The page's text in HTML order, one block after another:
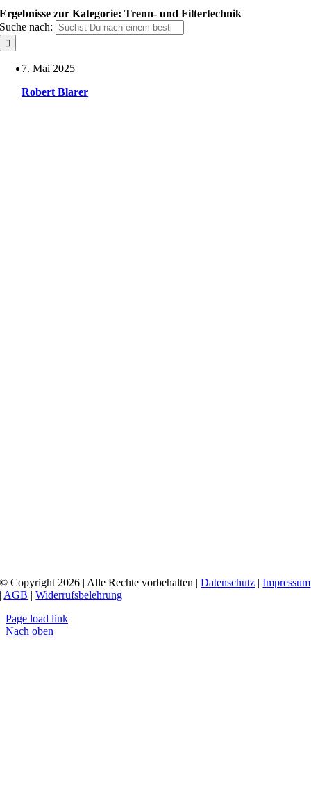
Ergebnisse zur Kategorie: Trenn- und Filtertechnik
Suche nach:
7. Mai 2025
Robert Blarer
© Copyright 2026 | Alle Rechte vorbehalten |Datenschutz |Impressum
| AGB |Widerrufsbelehrung
Page load link
Nach oben